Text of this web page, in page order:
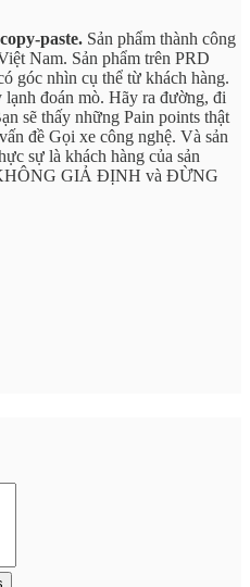
paste. Sản phẩm thành công
Nam. Sản phẩm trên PRD
góc nhìn cụ thể từ khách hàng.
đoán mò. Hãy ra đường, đi
sẽ thấy những Pain points thật
đề Gọi xe công nghệ. Và sản
sự là khách hàng của sản
KHÔNG GIẢ ĐỊNH và ĐỪNG